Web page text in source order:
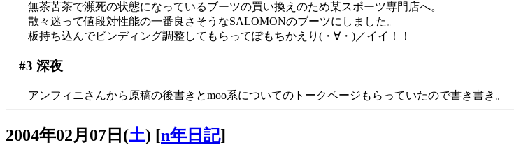
無茶苦茶で瀕死の状態になっているブーツの買い換えのため某スポーツ専門店へ。
散々迷って値段対性能の一番良さそうなSALOMONのブーツにしました。
板持ち込んでビンディング調整してもらってぽもちかえり(・∀・)／イイ！！
#3 深夜
アンフィニさんから原稿の後書きとmoo系についてのトークページもらっていたので書き書き。
2004年02月07日(土) [n年日記]